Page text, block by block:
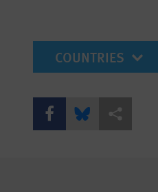
mobile-wr-select
Share this via Facebook
Share this via
Share this